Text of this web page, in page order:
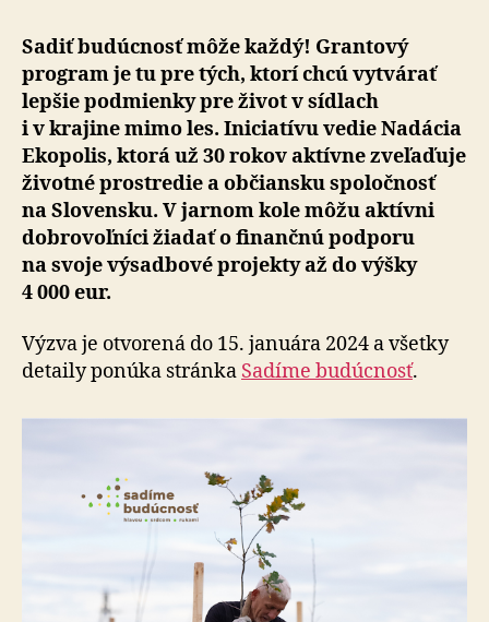
Sadiť budúcnosť môže každý! Grantový
program je tu pre tých, ktorí chcú vytvárať
lepšie pod­mienky pre život v sídlach
i v krajine mimo les. Ini­cia­tívu vedie Nadácia
Ekopolis, ktorá už 30 rokov aktívne zve­ľa­ďuje
životné prostredie a ob­čiansku spo­loč­nosť
na Slo­ven­sku. V jarnom kole môžu aktívni
dobro­voľ­níci žiadať o fi­nan­čnú podporu
na svoje výsadbové projekty až do výšky
4 000 eur.
Výzva je otvorená do 15. januára 2024 a všetky
detaily ponúka stránka Sadíme budúcnosť.